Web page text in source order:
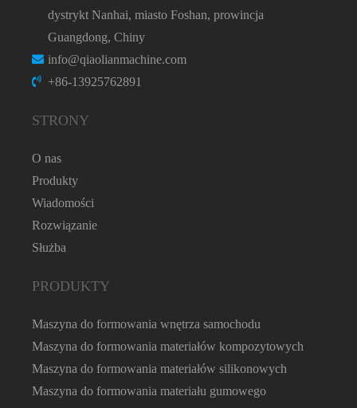
dystrykt Nanhai, miasto Foshan, prowincja
Guangdong, Chiny
info@qiaolianmachine.com
+86-13925762891
STRONY
O nas
Produkty
Wiadomości
Rozwiązanie
Służba
PRODUKTY
Maszyna do formowania wnętrza samochodu
Maszyna do formowania materiałów kompozytowych
Maszyna do formowania materiałów silikonowych
Maszyna do formowania materiału gumowego